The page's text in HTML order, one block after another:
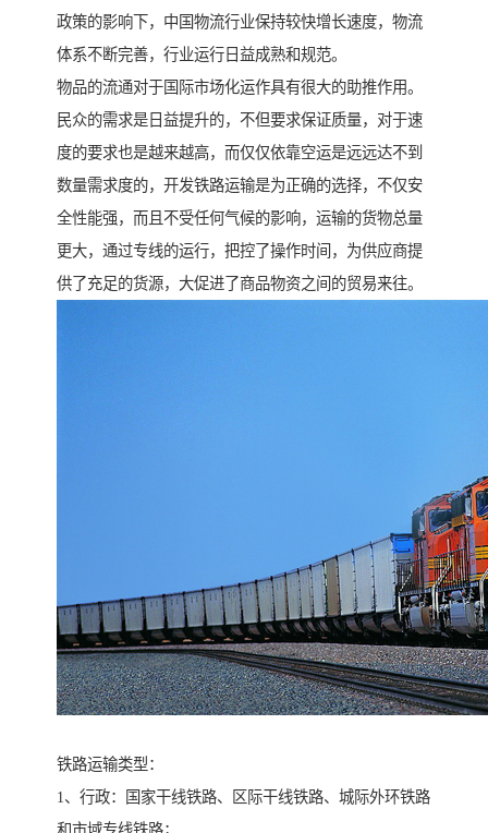
政策的影响下，中国物流行业保持较快增长速度，物流
体系不断完善，行业运行日益成熟和规范。
物品的流通对于国际市场化运作具有很大的助推作用。
民众的需求是日益提升的，不但要求保证质量，对于速
度的要求也是越来越高，而仅仅依靠空运是远远达不到
数量需求度的，开发铁路运输是为正确的选择，不仅安
全性能强，而且不受任何气候的影响，运输的货物总量
更大，通过专线的运行，把控了操作时间，为供应商提
供了充足的货源，大促进了商品物资之间的贸易来往。
铁路运输类型：
1、行政：国家干线铁路、区际干线铁路、城际外环铁路